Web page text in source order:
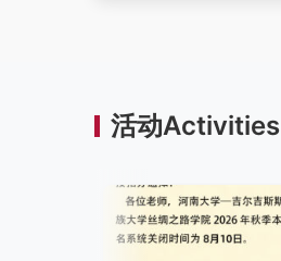
活动Activities